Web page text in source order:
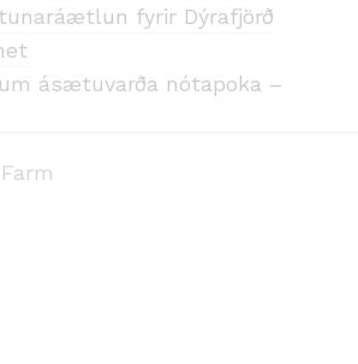
fyrir Dýrafjörð
ásætuvarða nótapoka –